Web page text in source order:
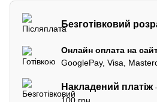
Безготівковий
Онлайн оплата на
GooglePay, Visa,
Накладений платіж